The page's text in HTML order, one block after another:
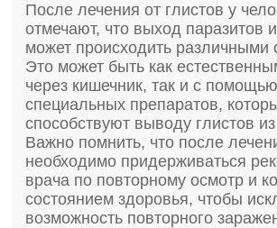
После лечения от глистов у
отмечают, что выход паразитов
может происходить различными
Это может быть как
через кишечник, так и с помощью
специальных препаратов,
способствуют выводу глистов
Важно помнить, что после
необходимо придерживаться
врача по повторному осмотр и
состоянием здоровья, чтобы
возможность повторного